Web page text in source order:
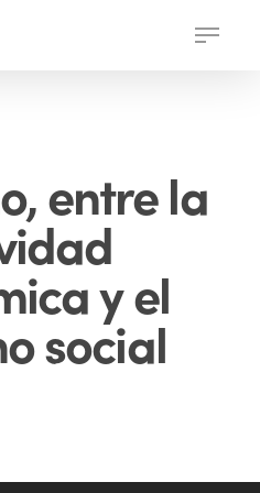
Menu
entre la
y el
social